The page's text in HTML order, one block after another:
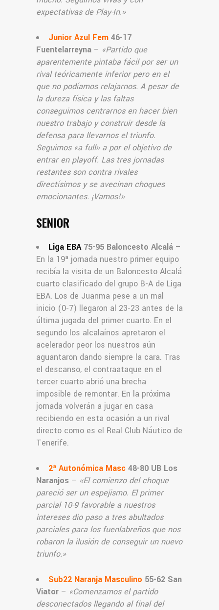
expectativas de Play-In.»
Junior Azul Fem 46-17
Fuentelarreyna – «Partido que
aparentemente pintaba fácil por ser un
rival teóricamente inferior pero en el
que no podíamos relajarnos. A pesar de
la dureza física y las faltas
conseguimos centrarnos en hacer bien
nuestro trabajo y construir desde la
defensa para llevarnos el triunfo.
Seguimos «a full» a por el objetivo de
entrar en playoff. Las tres jornadas
restantes son contra rivales
directísimos y se avecinan choques
emocionantes. ¡Vamos!»
SENIOR
Liga EBA 75-95 Baloncesto Alcalá –
En la 19ª jornada nuestro primer equipo
recibía la visita de un Baloncesto Alcalá
cuarto clasificado del grupo B-A de Liga
EBA. Los de Juanma pese a un mal
inicio (0-7) llegaron al 23-23 antes de la
última jugada del primer cuarto. En el
segundo los alcalaínos apretaron el
acelerador peor los nuestros aún
aguantaron dando siempre la cara. Tras
el descanso, el contraataque en el
tercer cuarto abrió una brecha
imposible de remontar. En la próxima
jornada volverán a jugar en casa
recibiendo en esta ocasión a un rival
directo como es el Real Club Náutico de
Tenerife.
2ª Autonómica Masc 48-80 UB Los
Naranjos – «El comienzo del choque
pareció ser un espejismo. El primer
parcial 10-9 favorable a nuestros
intereses dio paso a tres abultados
parciales para los fuenlabreños que nos
robaron la ilusión de conseguir un nuevo
triunfo.»
Sub22 Naranja Masculino 55-62 San
Viator – «Comenzamos el partido
desconectados llegando al final del